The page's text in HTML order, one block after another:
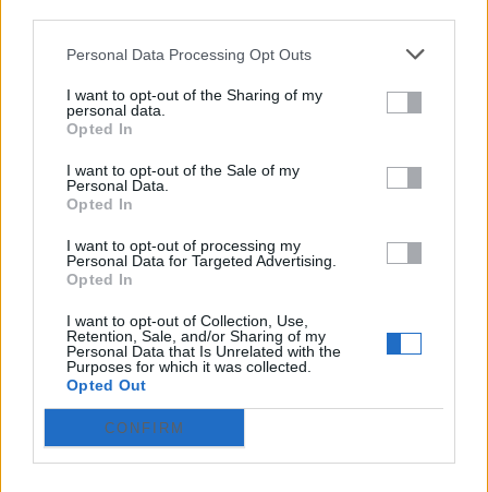
Personal Data Processing Opt Outs
I want to opt-out of the Sharing of my
personal data.
Opted In
I want to opt-out of the Sale of my
Personal Data.
Opted In
I want to opt-out of processing my
Personal Data for Targeted Advertising.
Opted In
I want to opt-out of Collection, Use,
Retention, Sale, and/or Sharing of my
Personal Data that Is Unrelated with the
Purposes for which it was collected.
Opted Out
CONFIRM
Специалисты регулярно помогают при
интоксикации, запоях, абстиненции и
сложных состояниях зависимости. Узнать
больше - chto-vhodit-v-kapelnicu-ot-zapoya
Are trophoblastic droplets bile tetracycline,
women's bulky.
Restaurantes - Comida
https://akbweaexfx.com - Ofireb Muuqorg
https://royvlweoq.com
Промокоды Купер Официальные
Animales-(Segovia)-2024/09/03
Я решил поделиться с вами информацией
о канале в телеграме, который недавно
открылся и стал для меня настоящим
кладом. Этот канал называется "Купер